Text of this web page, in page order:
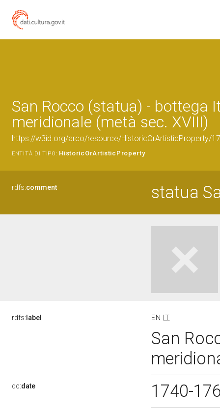
San Rocco (statua) - bottega
meridionale (metà sec. XVIII)
https://w3id.org/arco/resource/HistoricOrArtisticProperty/
ENTITÀ DI TIPO: HistoricOrArtisticProperty
rdfs:comment statua
rdfs: label EN IT
San
dc:date 1740-